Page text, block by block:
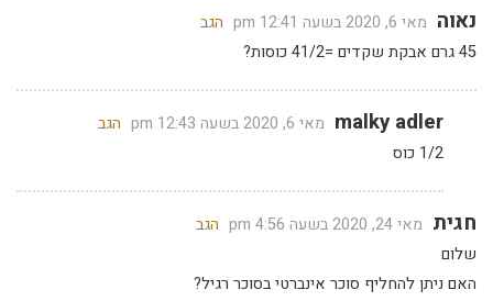
נאוה מאי 6, 2020 בשעה 12:41 pm
הגב
45 גרם אבקת שקדים =41/2 כוסות?
malky adler מאי 6, 2020 בשעה 12:43 pm
הגב
1/2 כוס
חגית מאי 24, 2020 בשעה 4:56 pm
הגב
שלום
האם ניתן להחליף סוכר אינברטי בסוכר רגיל?